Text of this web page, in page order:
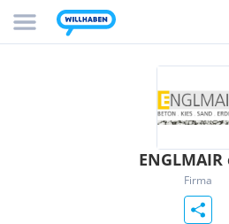
ENGLMAIR
Firma